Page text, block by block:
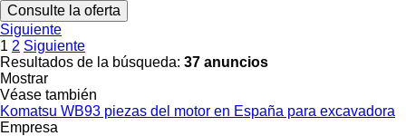
Consulte la oferta
Siguiente
1 2 Siguiente
Resultados de la búsqueda: 37 anuncios
Mostrar
Véase también
Komatsu WB93 piezas del motor en España para excavadora
Empresa